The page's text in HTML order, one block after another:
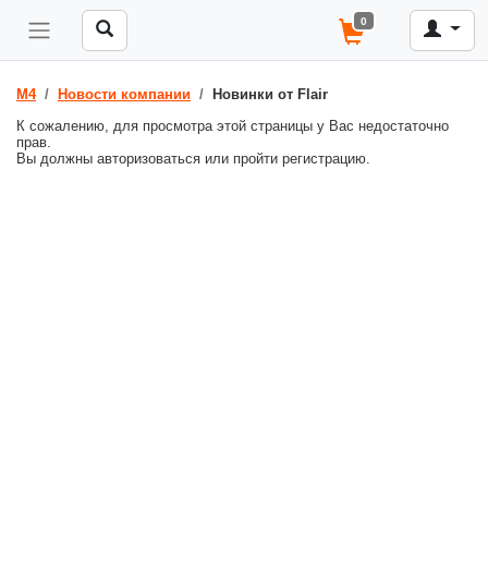
0
M4 Новости компании
Новинки от Flair
К сожалению, для просмотра этой страницы у Вас недостаточно
прав.
Вы должны авторизоваться или пройти регистрацию.